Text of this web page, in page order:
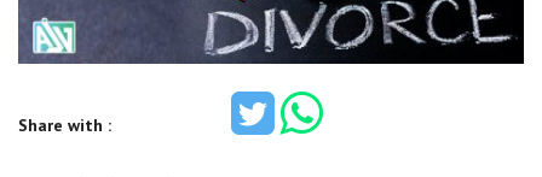
Share with :